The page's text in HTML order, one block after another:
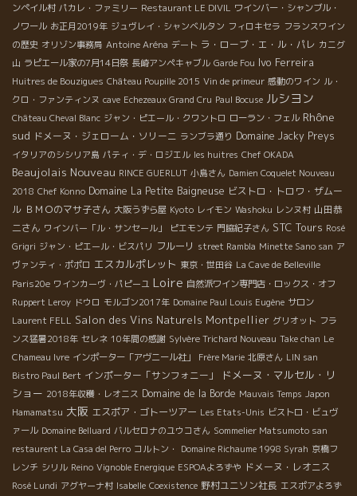
ンペイル村 パカレ・ファミリー Restaurant LE DIVIL ワインバー・シャンブル・
ノワール お正月2019年 ジュヴレイ・シャンベルタン フィロキセラ フランスワイン
の歴史 オリゾン事務局 Antoine Aréna デート ラ・ローブ・エ・ル・パレ カニグ
山 ラピエール家の7月14日祭 長崎アンペキャブル Garde Fou Ivo Ferreira
Huitres de Bouzigues Château Poupille 2015 Vin de primeur 感動のワイン ル・
クロ・ファンティンヌ cave Echezeaux Grand Cru Paul Bocuse ルシヨン
Château Cheval Blanc ジャン・ピエール・クワントロ ローラン・フェル Rhône
sud ドメーヌ・ジェローム・ソリーニ ランブラ通り Domaine Jacky Preys
イタリアのシシリア島 パティ・デ・ロジエル les huitres Chef OKADA
Beaujolais Nouveau RINCE GUERLUT 小島さん Damien Coquelet Nouveau
2018 Chef Konno Domaine La Petite Baigneuse ビストロ・トロワ・ザムー
ル ＢＭＯのマサ子さん 大阪うずら屋 Kyoto レイモン Washoku レンヌ村 山田恭
二さん ワインバー「ル・サンセール」 ピエモンテ 門脇紀子さん STC Tours Rosé
Grigri ジャン・ピエール・ビスパリ フルーリ street Rambla Minette Sano san ア
ヴァンティ・ポポロ エスカルポレット 東京・世田谷 La Cave de Belleville
Paris20e ワインカーヴ・パピーユ Loire 自然派ワイン専門店・ロックス・オフ
Ruppert Leroy ドウロ モルゴン2017年 Domaine Paul Louis Eugène サロン
Laurent FELL Salon des Vins Naturels Montpellier グリオット フラ
ンス猛暑2018年 セレネ 10年間の感謝 Sylvère Trichard Nouveau Take chan Le
Chameau Ivre インポーター「アヴニール社」 Frère Marie 北原さん LIN san
Bistro Paul Bert インポーター「サンフォニー」
ドメーヌ・マルセル・リ
ショー 2018年収穫・レオニス Domaine de la Borde Mauvais Temps Japon
Hamamatsu 大阪 エスポア・ゴトーツアー Les Etats-Unis ビストロ・ビュヴ
ァール Domaine Belluard バルセロナのユウコさん Sommelier Matsumoto san
restaurent La Casa del Perro コルトン・ Domaine Richaume 1998 Syrah 京橋フ
レンチ シリル Reino Vignoble Energique ESPOAよろずや ドメーヌ・レオニス
Rosé Lundi アグヤーナ村 Isabelle Coexistence 野村ユニソン社長 エスポアよろず